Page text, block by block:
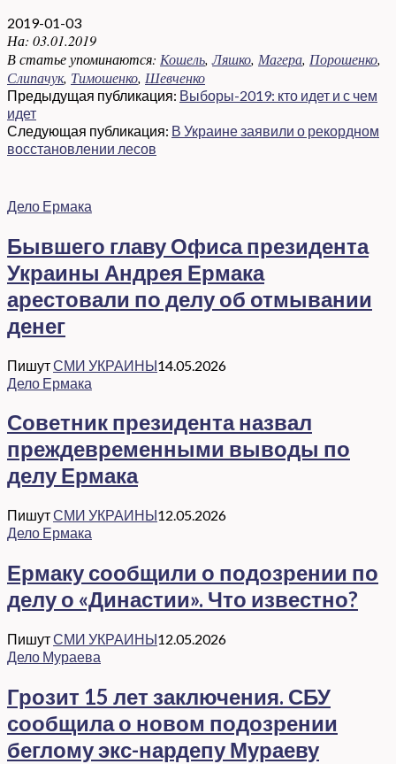
2019-01-03
На: 03.01.2019
В статье упоминаются: Кошель,Ляшко, Магера, Порошенко,
Слипачук, Тимошенко, Шевченко
Предыдущая публикация: Выборы-2019: кто идет и с чем
идет
Следующая публикация: В Украине заявили о рекордном
восстановлении лесов
Дело Ермака
Бывшего главу Офиса президента
Украины Андрея Ермака
арестовали по делу об отмывании
денег
ПишутСМИ УКРАИНЫ14.05.2026
Дело Ермака
Советник президента назвал
преждевременными выводы по
делу Ермака
ПишутСМИ УКРАИНЫ12.05.2026
Дело Ермака
Ермаку сообщили о подозрении по
делу о «Династии». Что известно?
ПишутСМИ УКРАИНЫ12.05.2026
Дело Мураева
Грозит 15 лет заключения. СБУ
сообщила о новом подозрении
беглому экс-нардепу Мураеву